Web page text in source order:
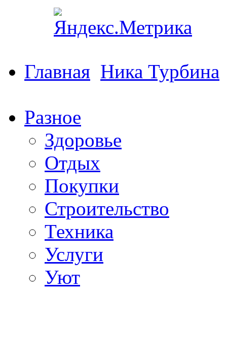
Главная Ника Турбина
Разное
Здоровье
Отдых
Покупки
Строительство
Техника
Услуги
Уют